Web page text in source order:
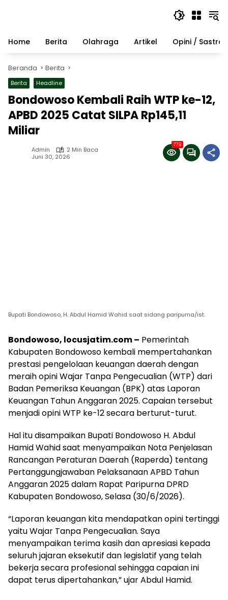
Home
Berita Olahraga Artikel Opini / Sastra
Beranda Berita
Berita Headline
Bondowoso Kembali Raih WTP ke-12,
APBD 2025 Catat SILPA Rp145,11
Miliar
Admin
2 Min Baca
Juni 30, 2026
779
Bupati Bondowoso, H. Abdul Hamid Wahid saat sidang paripurna/ist.
Bondowoso, locusjatim.com – Pemerintah
Kabupaten Bondowoso kembali mempertahankan
prestasi pengelolaan keuangan daerah dengan
meraih opini Wajar Tanpa Pengecualian (WTP) dari
Badan Pemeriksa Keuangan (BPK) atas Laporan
Keuangan Tahun Anggaran 2025. Capaian tersebut
menjadi opini WTP ke-12 secara berturut-turut.
Hal itu disampaikan Bupati Bondowoso H. Abdul
Hamid Wahid saat menyampaikan Nota Penjelasan
Rancangan Peraturan Daerah (Raperda) tentang
Pertanggungjawaban Pelaksanaan APBD Tahun
Anggaran 2025 dalam Rapat Paripurna DPRD
Kabupaten Bondowoso, Selasa (30/6/2026).
“Laporan keuangan kita mendapatkan opini tertinggi
yaitu Wajar Tanpa Pengecualian. Saya
menyampaikan terima kasih dan apresiasi kepada
seluruh jajaran eksekutif dan legislatif yang telah
bekerja secara profesional sehingga capaian ini
dapat terus dipertahankan,” ujar Abdul Hamid.